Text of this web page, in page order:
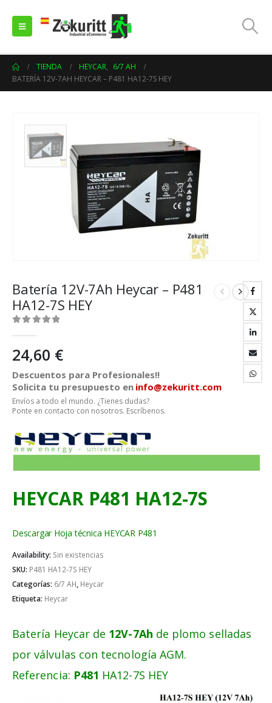
TIENDA HEYCAR, 6/7 AH
BATERÍA 12V-7AH HEYCAR – P481 HA12-7S HEY
Batería 12V-7Ah Heycar – P481
HA12-7S HEY
24,60 €
Descuentos para Profesionales!!
Solicita tu presupuesto en info@zekuritt.com
Envíos a todo el mundo. ¿Tienes dudas?
Ponte en contacto con nosotros. Escríbenos.
HEYCAR P481 HA12-7S
Descargar Hoja técnica HEYCAR P481
Availability: Sin existencias
SKU: P481 HA12-7S HEY
Categorías: 6/7 AH, Heycar
Etiqueta: Heycar
Batería Heycar de 12V-7Ah de plomo selladas
por válvulas con tecnología AGM.
Referencia: P481 HA12-7S HEY